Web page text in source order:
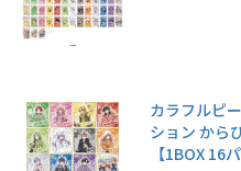
名探偵プリキュア!
ン2 ガムつき
【1BOX 20パック
入り】
ク入り】
カラフルピ
ション から
【1BOX 16